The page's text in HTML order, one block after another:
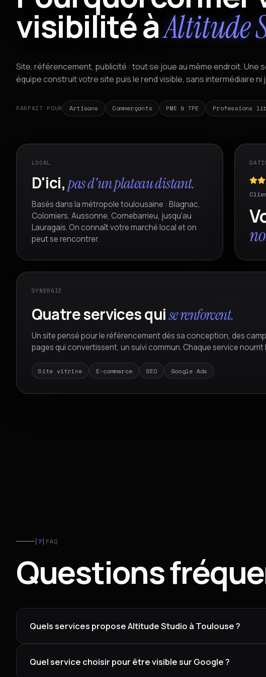
visibilité àAltitude
Site, référencement, publicité : tout se joue au même endroit. Une
équipe construit votre site puis le rend visible, sans intermédiaire ni
PARFAIT POUR Artisans Commerçants PME & TPE Professions
LOCAL
D'ici,pas d'un plateau distant.
Basés dans la métropole toulousaine : Blagnac,
Colomiers, Aussonne, Cornebarrieu, jusqu'au
Lauragais. On connaît votre marché local et on
peut se rencontrer.
SYNERGIE
Quatre services quise renforcent.
Un site pensé pour le référencement dès sa conception, des
pages qui convertissent, un suivi commun. Chaque service nourrit
Site vitrine E-commerce SEO Google Ads
[?] FAQ
Questions
Quels services propose Altitude Studio à Toulouse ?
Quel service choisir pour être visible sur Google ?